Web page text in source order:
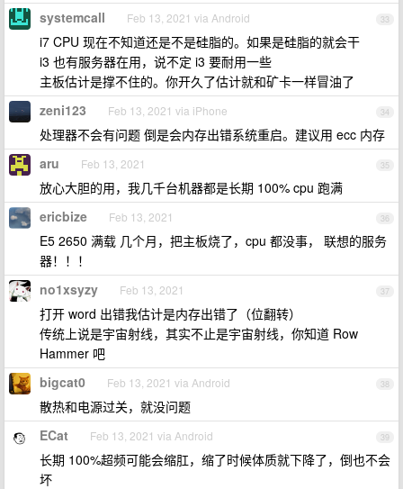
33
systemcall Feb 13, 2021 via Android
i7 CPU 现在不知道还是不是硅脂的。如果是硅脂的就会干
i3 也有服务器在用，说不定 i3 要耐用一些
主板估计是撑不住的。你开久了估计就和矿卡一样冒油了
34
zeni123 Feb 13, 2021 via iPhone
处理器不会有问题 倒是会内存出错系统重启。建议用 ecc 内存
35
aru Feb 13, 2021
放心大胆的用，我几千台机器都是长期 100% cpu 跑满
36
ericbize Feb 13, 2021
E5 2650 满载 几个月，把主板烧了，cpu 都没事， 联想的服务
器！！！
37
no1xsyzy Feb 13, 2021
打开 word 出错我估计是内存出错了（位翻转）
传统上说是宇宙射线，其实不止是宇宙射线，你知道 Row
Hammer 吧
38
bigcat0 Feb 13, 2021 via Android
散热和电源过关，就没问题
39
ECat Feb 13, 2021 via Android
长期 100%超频可能会缩肛，缩了时候体质就下降了，倒也不会
坏